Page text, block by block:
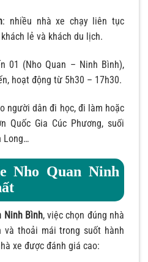
: nhiều nhà xe chạy liên tục
lẻ và khách du lịch.
01 (Nho Quan – Ninh Bình),
hoạt động từ 5h30 – 17h30.
người dân đi học, đi làm hoặc
Quốc Gia Cúc Phương, suối
Long…
Nho Quan Ninh
Ninh Bình, việc chọn đúng nhà
và thoải mái trong suốt hành
xe được đánh giá cao: